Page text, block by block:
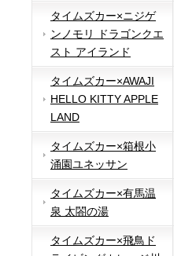
タイムズカー×ニジゲ
ンノモリ ドラゴンクエ
スト アイランド
タイムズカー×AWAJI
HELLO KITTY APPLE
LAND
タイムズカー×箱根小
涌園ユネッサン
タイムズカー×有馬温
泉 太閤の湯
タイムズカー×飛鳥ド